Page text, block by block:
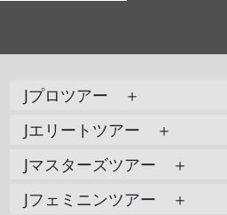
Jプロツアー ＋
Jエリートツアー ＋
Jマスターズツアー ＋
Jフェミニンツアー ＋